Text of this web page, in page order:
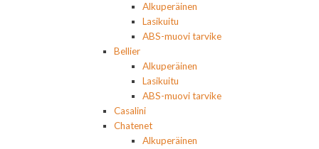
Alkuperäinen
Lasikuitu
ABS-muovi tarvike
Bellier
Alkuperäinen
Lasikuitu
ABS-muovi tarvike
Casalini
Chatenet
Alkuperäinen